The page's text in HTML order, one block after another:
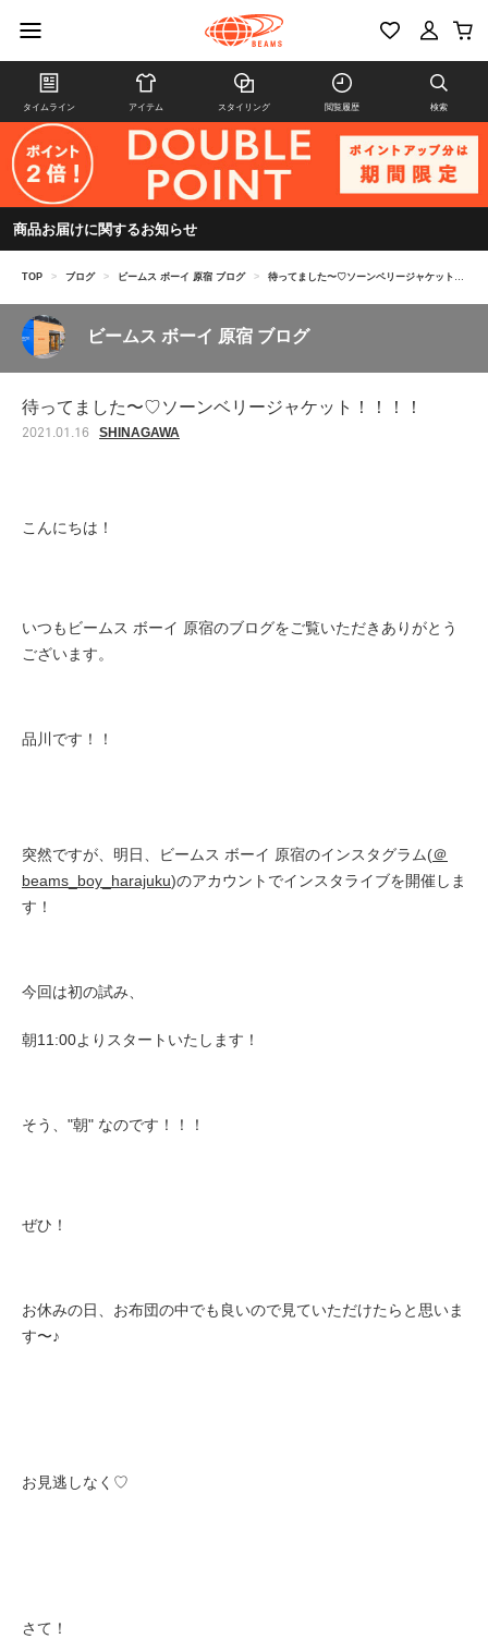
タイムライン アイテム スタイリング 閲覧履歴 検索
商品お届けに関するお知らせ
TOP > ブログ > ビームス ボーイ 原宿 ブログ > 待ってました〜♡ソーンベリージャケット！！！！
ビームス ボーイ 原宿 ブログ
待ってました〜♡ソーンベリージャケット！！！！
2021.01.16 SHINAGAWA
こんにちは！
いつもビームス ボーイ 原宿のブログをご覧いただきありがとう
ございます。
品川です！！
突然ですが、明日、 ビームス ボーイ 原宿のインスタグラム(＠
beams_boy_harajuku)のアカウントでインスタライブを開催しま
す！
今回は初の試み、
朝11:00よりスタートいたします！
そう、"朝" なのです！！！
ぜひ！
お休みの日、お布団の中でも良いので見ていただけたらと思いま
す〜♪
お見逃しなく♡
さて！